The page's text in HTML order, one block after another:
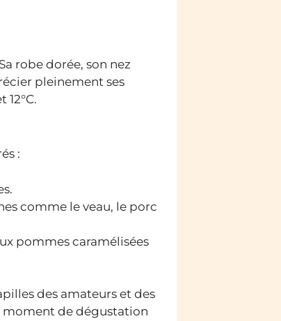
robe dorée, son nez
pleinement ses
:
comme le veau, le porc
pommes caramélisées
des amateurs et des
moment de dégustation